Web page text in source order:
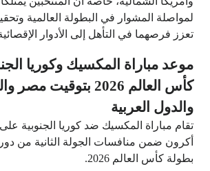
لمواصلة المشوار في البطولة العالمية
تعزز فرصهما في التأهل إلى الأدوار
موعد مباراة المكسيك وكوريا
كأس العالم 2026 بتوقيت
والدول العربية
تقام مباراة المكسيك ضد كوريا الجنوبية
أكرون ضمن منافسات الجولة الثانية من
بطولة كأس العالم 2026.